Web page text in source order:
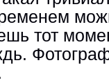
тот